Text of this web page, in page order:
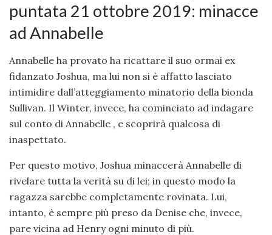
puntata 21 ottobre 2019: minacce
ad Annabelle
Annabelle ha provato ha ricattare il suo ormai ex
fidanzato Joshua, ma lui non si è affatto lasciato
intimidire dall’atteggiamento minatorio della bionda
Sullivan. Il Winter, invece, ha cominciato ad indagare
sul conto di Annabelle , e scoprirà qualcosa di
inaspettato.
Per questo motivo, Joshua minaccerà Annabelle di
rivelare tutta la verità su di lei; in questo modo la
ragazza sarebbe completamente rovinata. Lui,
intanto, è sempre più preso da Denise che, invece,
pare vicina ad Henry ogni minuto di più.